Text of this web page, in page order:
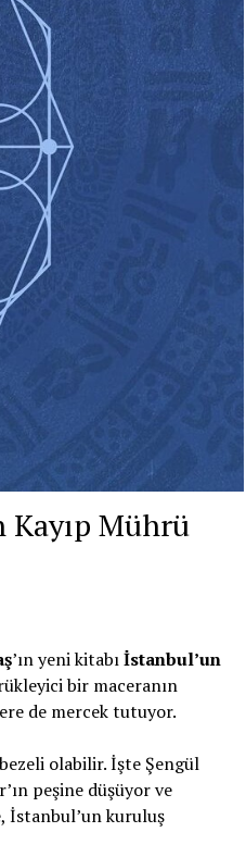
Kayıp Mührü
’ın yeni kitabıİstanbul’un
bir maceranın
de mercek tutuyor.
olabilir. İşte Şengül
peşine düşüyor ve
İstanbul’un kuruluş